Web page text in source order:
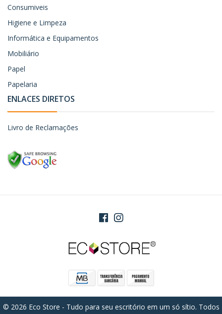
Consumiveis
Higiene e Limpeza
Informática e Equipamentos
Mobiliário
Papel
Papelaria
ENLACES DIRETOS
Livro de Reclamações
© 2026 Eco Store - Tudo para seu escritório em um só sítio. Todos